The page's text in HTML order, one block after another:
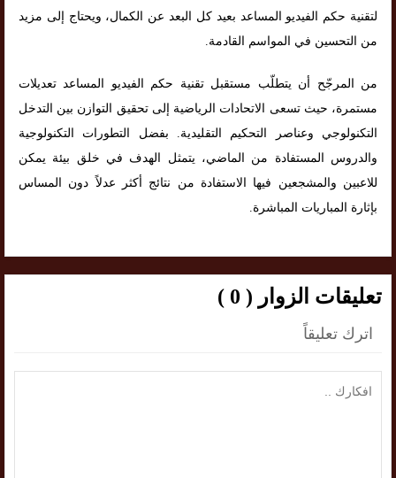
لتقنية حكم الفيديو المساعد بعيد كل البعد عن الكمال، ويحتاج إلى مزيد
من التحسين في المواسم القادمة.
من المرجّح أن يتطلّب مستقبل تقنية حكم الفيديو المساعد تعديلات
مستمرة، حيث تسعى الاتحادات الرياضية إلى تحقيق التوازن بين التدخل
التكنولوجي وعناصر التحكيم التقليدية. بفضل التطورات التكنولوجية
والدروس المستفادة من الماضي، يتمثل الهدف في خلق بيئة يمكن
للاعبين والمشجعين فيها الاستفادة من نتائج أكثر عدلاً دون المساس
بإثارة المباريات المباشرة.
تعليقات الزوار ( 0 )
اترك تعليقاً